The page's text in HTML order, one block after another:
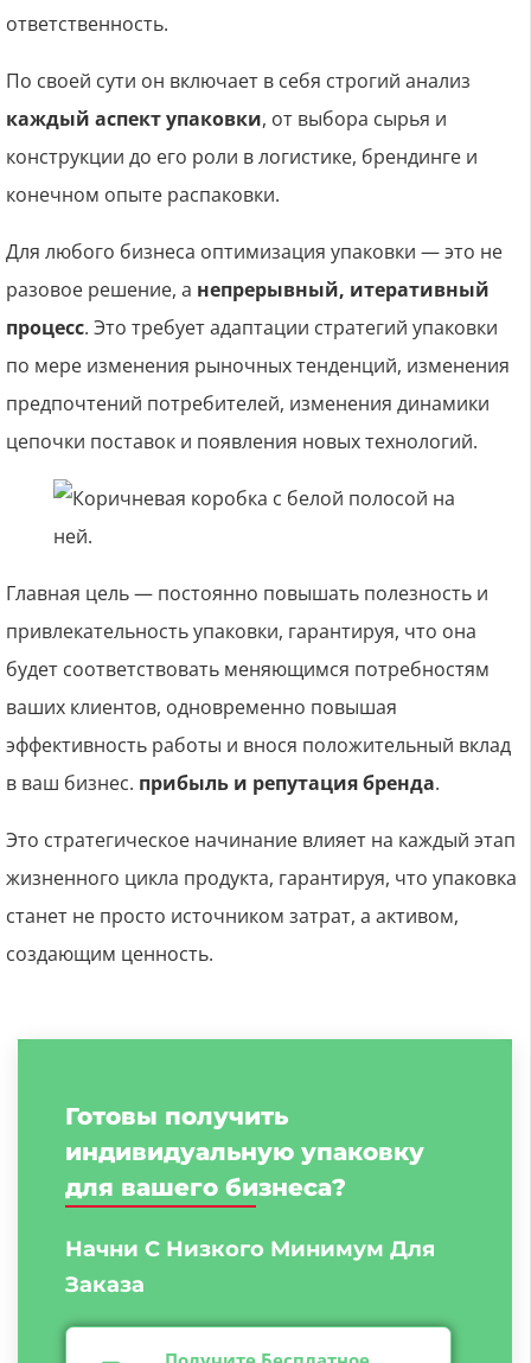
ответственность.
По своей сути он включает в себя строгий анализ
каждый аспект упаковки, от выбора сырья и
конструкции до его роли в логистике, брендинге и
конечном опыте распаковки.
Для любого бизнеса оптимизация упаковки — это не
разовое решение, а непрерывный, итеративный
процесс. Это требует адаптации стратегий упаковки
по мере изменения рыночных тенденций, изменения
предпочтений потребителей, изменения динамики
цепочки поставок и появления новых технологий.
Главная цель — постоянно повышать полезность и
привлекательность упаковки, гарантируя, что она
будет соответствовать меняющимся потребностям
ваших клиентов, одновременно повышая
эффективность работы и внося положительный вклад
в ваш бизнес. прибыль и репутация бренда.
Это стратегическое начинание влияет на каждый этап
жизненного цикла продукта, гарантируя, что упаковка
станет не просто источником затрат, а активом,
создающим ценность.
Готовы получить
индивидуальную упаковку
для вашего бизнеса?
Начни С Низкого Минимум Для
Заказа